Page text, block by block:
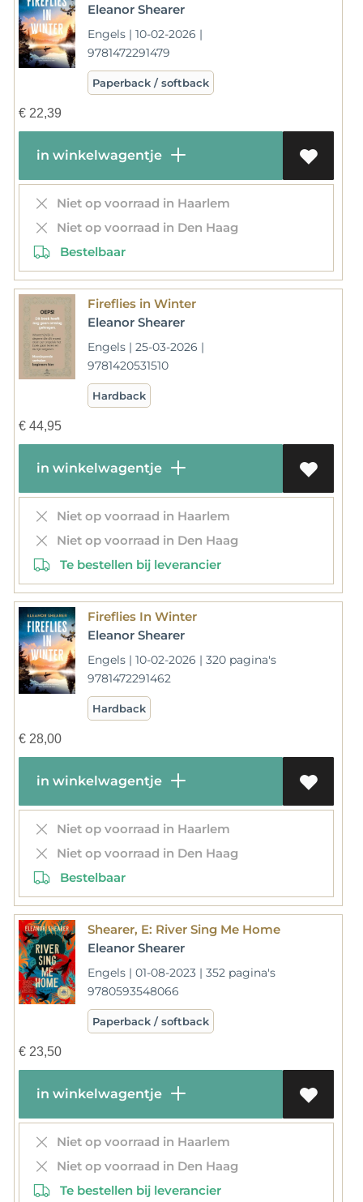
Eleanor Shearer
Engels | 10-02-2026 |
9781472291479
Paperback / softback
€22,39
in winkelwagentje
Niet op voorraad in Haarlem
Niet op voorraad in Den Haag
Bestelbaar
Fireflies in Winter
Eleanor Shearer
Engels | 25-03-2026 |
9781420531510
Hardback
€44,95
in winkelwagentje
Niet op voorraad in Haarlem
Niet op voorraad in Den Haag
Te bestellen bij leverancier
Fireflies In Winter
Eleanor Shearer
Engels | 10-02-2026 | 320 pagina's
9781472291462
Hardback
€28,00
in winkelwagentje
Niet op voorraad in Haarlem
Niet op voorraad in Den Haag
Bestelbaar
Shearer, E: River Sing Me Home
Eleanor Shearer
Engels | 01-08-2023 | 352 pagina's
9780593548066
Paperback / softback
€23,50
in winkelwagentje
Niet op voorraad in Haarlem
Niet op voorraad in Den Haag
Te bestellen bij leverancier